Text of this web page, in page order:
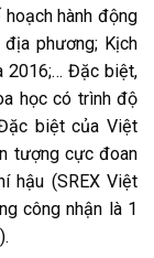
hành động
phương; Kịch
2016;… Đặc biệt,
học có trình độ
biệt của Việt
tượng cực đoan
hậu (SREX Việt
công nhận là 1